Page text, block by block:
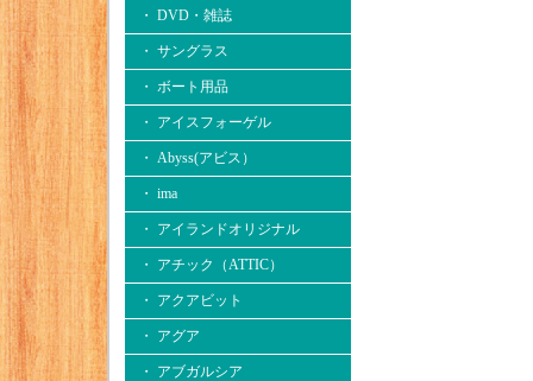
・ DVD・雑誌
・ サングラス
・ ボート用品
・ アイスフォーゲル
・ Abyss(アビス）
・ ima
・ アイランドオリジナル
・ アチック（ATTIC）
・ アクアビット
・ アグア
・ アブガルシア